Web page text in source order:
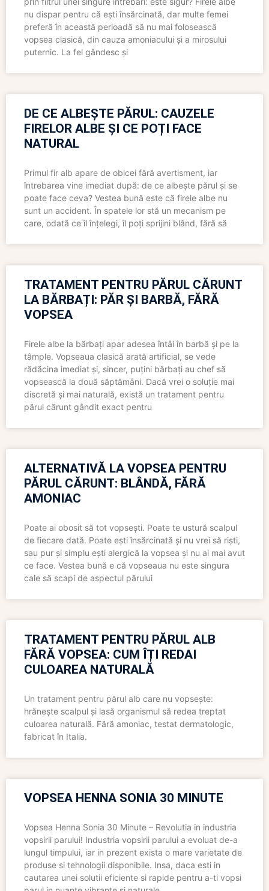
nu dispar pentru că ești însărcinată, dar multe femei
preferă în această perioadă să nu mai folosească
vopsea clasică, din cauza amoniacului și a mirosului
puternic. La fel gândesc și
DE CE ALBEȘTE PĂRUL: CAUZELE
FIRELOR ALBE ȘI CE POȚI FACE
NATURAL
Primul fir alb apare de obicei fără avertisment, iar
întrebarea vine imediat după: de ce albește părul și se
poate face ceva? Vestea bună este că firele albe nu
sunt un accident. În spatele lor stă un mecanism pe
care, odată ce îl înțelegi, îl poți sprijini blând, fără să
TRATAMENT PENTRU PĂRUL CĂRUNT
LA BĂRBAȚI: PĂR ȘI BARBĂ, FĂRĂ
VOPSEA
Firele albe la bărbați apar adesea întâi în barbă și pe la
tâmple. Vopseaua clasică arată artificial, se vede
rădăcina imediat și, sincer, puțini bărbați au chef să
vopsească la două săptămâni. Dacă vrei o soluție mai
discretă și mai naturală, există un tratament pentru
părul cărunt gândit exact pentru
ALTERNATIVĂ LA VOPSEA PENTRU
PĂRUL CĂRUNT: BLÂNDĂ, FĂRĂ
AMONIAC
Poate ai obosit să tot vopsești. Poate te ustură scalpul
de fiecare dată. Poate ești însărcinată și nu vrei să riști,
sau pur și simplu ești alergică la vopsea și nu ai mai avut
ce face. Vestea bună e că vopseaua nu este singura
cale să scapi de aspectul părului
TRATAMENT PENTRU PĂRUL ALB
FĂRĂ VOPSEA: CUM ÎȚI REDAI
CULOAREA NATURALĂ
Un tratament pentru părul alb care nu vopsește:
hrănește scalpul și lasă organismul să redea treptat
culoarea naturală. Fără amoniac, testat dermatologic,
fabricat în Italia.
VOPSEA HENNA SONIA 30 MINUTE
Vopsea Henna Sonia 30 Minute – Revolutia in industria
vopsirii parului! Industria vopsirii parului a evoluat de-a
lungul timpului, iar in prezent exista o mare varietate de
produse si tehnologii disponibile. Insa, daca esti in
cautarea unei solutii eficiente si rapide pentru a-ti vopsi